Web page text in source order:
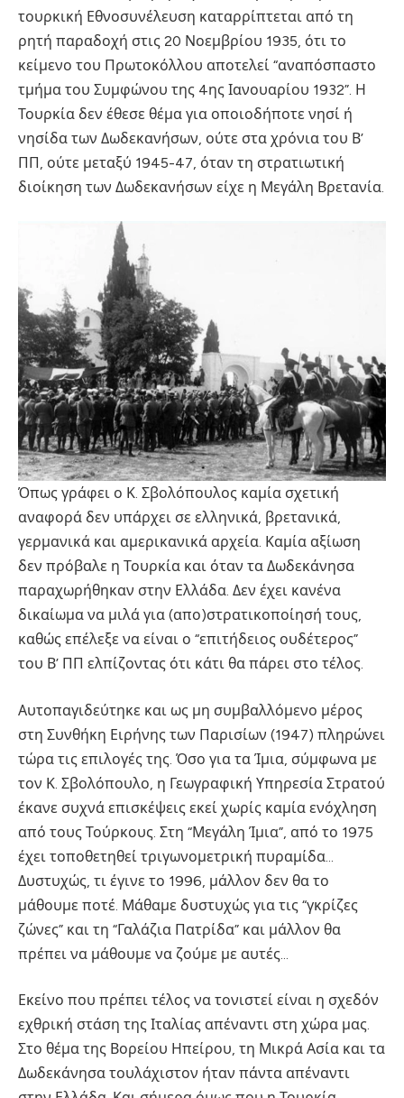
τουρκική Εθνοσυνέλευση καταρρίπτεται από τη
ρητή παραδοχή στις 20 Νοεμβρίου 1935, ότι το
κείμενο του Πρωτοκόλλου αποτελεί “αναπόσπαστο
τμήμα του Συμφώνου της 4ης Ιανουαρίου 1932”. Η
Τουρκία δεν έθεσε θέμα για οποιοδήποτε νησί ή
νησίδα των Δωδεκανήσων, ούτε στα χρόνια του Β’
ΠΠ, ούτε μεταξύ 1945-47, όταν τη στρατιωτική
διοίκηση των Δωδεκανήσων είχε η Μεγάλη Βρετανία.
Όπως γράφει ο Κ. Σβολόπουλος καμία σχετική
αναφορά δεν υπάρχει σε ελληνικά, βρετανικά,
γερμανικά και αμερικανικά αρχεία. Καμία αξίωση
δεν πρόβαλε η Τουρκία και όταν τα Δωδεκάνησα
παραχωρήθηκαν στην Ελλάδα. Δεν έχει κανένα
δικαίωμα να μιλά για (απο)στρατικοποίησή τους,
καθώς επέλεξε να είναι ο “επιτήδειος ουδέτερος”
του Β’ ΠΠ ελπίζοντας ότι κάτι θα πάρει στο τέλος.
Αυτοπαγιδεύτηκε και ως μη συμβαλλόμενο μέρος
στη Συνθήκη Ειρήνης των Παρισίων (1947) πληρώνει
τώρα τις επιλογές της. Όσο για τα Ίμια, σύμφωνα με
τον Κ. Σβολόπουλο, η Γεωγραφική Υπηρεσία Στρατού
έκανε συχνά επισκέψεις εκεί χωρίς καμία ενόχληση
από τους Τούρκους. Στη “Μεγάλη Ίμια”, από το 1975
έχει τοποθετηθεί τριγωνομετρική πυραμίδα…
Δυστυχώς, τι έγινε το 1996, μάλλον δεν θα το
μάθουμε ποτέ. Μάθαμε δυστυχώς για τις “γκρίζες
ζώνες” και τη “Γαλάζια Πατρίδα” και μάλλον θα
πρέπει να μάθουμε να ζούμε με αυτές…
Εκείνο που πρέπει τέλος να τονιστεί είναι η σχεδόν
εχθρική στάση της Ιταλίας απέναντι στη χώρα μας.
Στο θέμα της Βορείου Ηπείρου, τη Μικρά Ασία και τα
Δωδεκάνησα τουλάχιστον ήταν πάντα απέναντι